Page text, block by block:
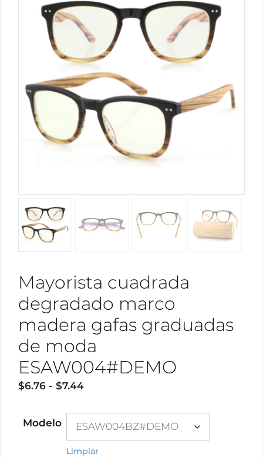
Mayorista cuadrada
degradado marco
madera gafas graduadas
de moda
ESAW004#DEMO
$6.76 - $7.44Rango
precios:
desde
$6.76
Modelo
Limpiar